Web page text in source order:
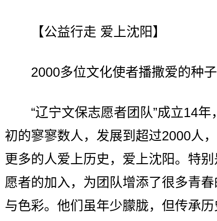
【公益行走 爱上沈阳】
2000多位文化使者播撒爱的种子
“辽宁文保志愿者团队”成立14年
初的寥寥数人，发展到超过2000人
更多的人爱上历史，爱上沈阳。特
愿者的加入，为团队增添了很多青
与色彩。他们虽年少朦胧，但传承